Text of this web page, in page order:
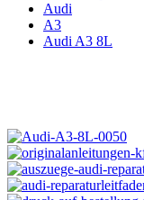
Audi
A3
Audi A3 8L